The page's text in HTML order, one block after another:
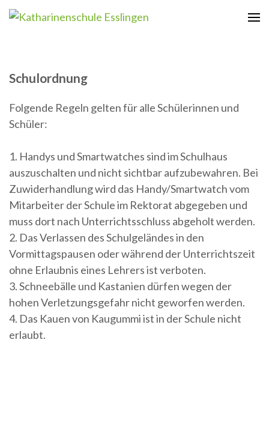
Zum
Inhalt
drücken)
Schulordnung
Folgende Regeln gelten für alle Schülerinnen und
Schüler:
1. Handys und Smartwatches sind im Schulhaus
auszuschalten und nicht sichtbar aufzubewahren. Bei
Zuwiderhandlung wird das Handy/Smartwatch vom
Mitarbeiter der Schule im Rektorat abgegeben und
muss dort nach Unterrichtsschluss abgeholt werden.
2. Das Verlassen des Schulgeländes in den
Vormittagspausen oder während der Unterrichtszeit
ohne Erlaubnis eines Lehrers ist verboten.
3. Schneebälle und Kastanien dürfen wegen der
hohen Verletzungsgefahr nicht geworfen werden.
4. Das Kauen von Kaugummi ist in der Schule nicht
erlaubt.